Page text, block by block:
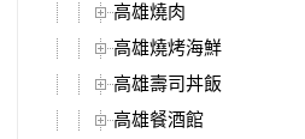
高雄燒肉
高雄燒烤海鮮
高雄壽司丼飯
高雄餐酒館